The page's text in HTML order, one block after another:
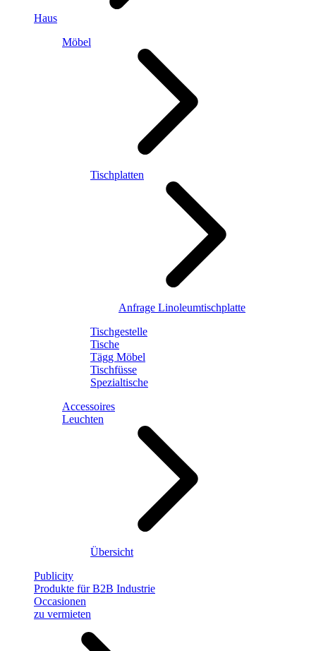
Haus
Möbel
Tischplatten
Anfrage Linoleumtischplatte
Tischgestelle
Tische
Tägg Möbel
Tischfüsse
Spezialtische
Accessoires
Leuchten
Übersicht
Publicity
Produkte für B2B Industrie
Occasionen
zu vermieten